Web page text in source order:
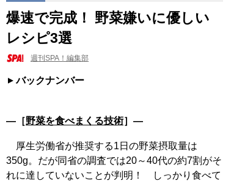
爆速で完成！ 野菜嫌いに優しい
レシピ3選
週刊SPA！編集部
バックナンバー
―［野菜を食べまくる技術］―
厚生労働省が推奨する1日の野菜摂取量は
350g。だが同省の調査では20～40代の約7割がそ
れに達していないことが判明！ しっかり食べて